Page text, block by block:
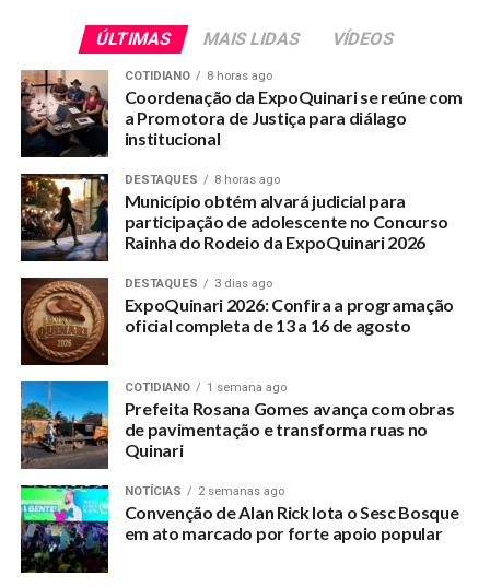
ÚLTIMAS MAIS LIDAS VÍDEOS
COTIDIANO 8 horas ago
Coordenação da ExpoQuinari se reúne com
a Promotora de Justiça para diálago
institucional
DESTAQUES 8 horas ago
Município obtém alvará judicial para
participação de adolescente no Concurso
Rainha do Rodeio da ExpoQuinari 2026
DESTAQUES 3 dias ago
ExpoQuinari 2026: Confira a programação
oficial completa de 13 a 16 de agosto
COTIDIANO 1 semana ago
Prefeita Rosana Gomes avança com obras
de pavimentação e transforma ruas no
Quinari
NOTÍCIAS 2 semanas ago
Convenção de Alan Rick lota o Sesc Bosque
em ato marcado por forte apoio popular